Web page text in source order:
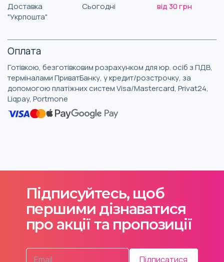
Доставка
"Укрпошта"
Сьогодні від 30 грн
Оплата
Готівкою, безготівковим розрахунком для юр. осіб з ПДВ,
терміналами ПриватБанку, у кредит/розстрочку, за
допомогою платіжних систем Visa/Mastercard, Privat24,
Liqpay, Portmone
Підписуйтесь, щоб
першими дізнаватися
про акції та пропозиції
Підписатися